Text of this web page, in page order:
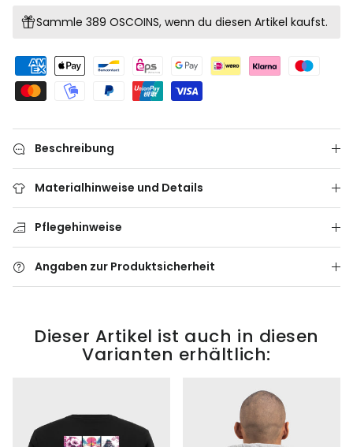
Sammle 389 OSCOINS, wenn du diesen Artikel kaufst.
Beschreibung
Materialhinweise und Details
Pflegehinweise
Angaben zur Produktsicherheit
Dieser Artikel ist auch in diesen
Varianten erhältlich: